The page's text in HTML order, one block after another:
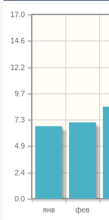
янв фев
0.0
2.4
4.9
7.3
9.7
12.2
14.6
17.0